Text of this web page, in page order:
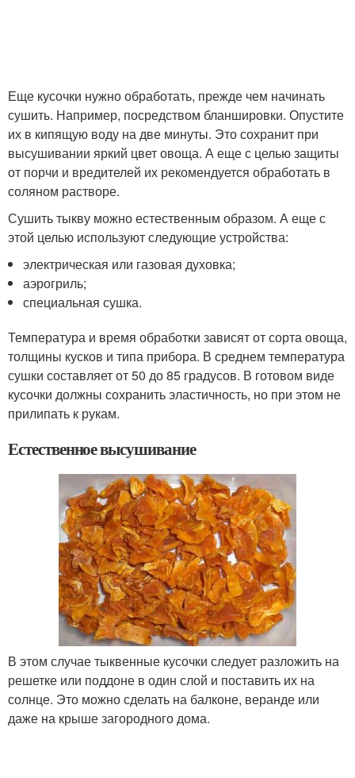
Еще кусочки нужно обработать, прежде чем начинать
сушить. Например, посредством бланшировки. Опустите
их в кипящую воду на две минуты. Это сохранит при
высушивании яркий цвет овоща. А еще с целью защиты
от порчи и вредителей их рекомендуется обработать в
соляном растворе.
Сушить тыкву можно естественным образом. А еще с
этой целью используют следующие устройства:
электрическая или газовая духовка;
аэрогриль;
специальная сушка.
Температура и время обработки зависят от сорта овоща,
толщины кусков и типа прибора. В среднем температура
сушки составляет от 50 до 85 градусов. В готовом виде
кусочки должны сохранить эластичность, но при этом не
прилипать к рукам.
Естественное высушивание
В этом случае тыквенные кусочки следует разложить на
решетке или поддоне в один слой и поставить их на
солнце. Это можно сделать на балконе, веранде или
даже на крыше загородного дома.